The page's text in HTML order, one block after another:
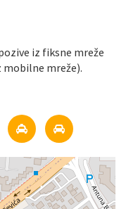
iz fiksne mreže
mobilne mreže).